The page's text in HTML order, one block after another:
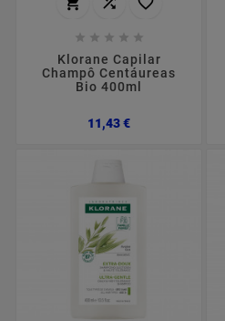
    
Klorane Capilar
Champô Centáureas
Bio 400ml
11,43 €Preço